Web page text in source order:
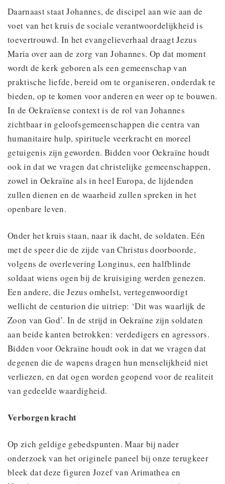
Daarnaast staat Johannes, de discipel aan wie aan de
voet van het kruis de sociale verantwoordelijkheid is
toevertrouwd. In het evangelieverhaal draagt Jezus
Maria over aan de zorg van Johannes. Op dat moment
wordt de kerk geboren als een gemeenschap van
praktische liefde, bereid om te organiseren, onderdak te
bieden, op te komen voor anderen en weer op te bouwen.
In de Oekraïense context is de rol van Johannes
zichtbaar in geloofsgemeenschappen die centra van
humanitaire hulp, spirituele veerkracht en moreel
getuigenis zijn geworden. Bidden voor Oekraïne houdt
ook in dat we vragen dat christelijke gemeenschappen,
zowel in Oekraïne als in heel Europa, de lijdenden
zullen dienen en de waarheid zullen spreken in het
openbare leven.
Onder het kruis staan, naar ik dacht, de soldaten. Eén
met de speer die de zijde van Christus doorboorde,
volgens de overlevering Longinus, een halfblinde
soldaat wiens ogen bij de kruisiging werden genezen.
Een andere, die Jezus omhelst, vertegenwoordigt
wellicht de centurion die uitriep: ‘Dit was waarlijk de
Zoon van God’. In de strijd in Oekraïne zijn soldaten
aan beide kanten betrokken: verdedigers en agressors.
Bidden voor Oekraïne houdt ook in dat we vragen dat
degenen die de wapens dragen hun menselijkheid niet
verliezen, en dat ogen worden geopend voor de realiteit
van gedeelde waardigheid.
Verborgen kracht
Op zich geldige gebedspunten. Maar bij nader
onderzoek van het originele paneel bij onze terugkeer
bleek dat deze figuren Jozef van Arimathea en